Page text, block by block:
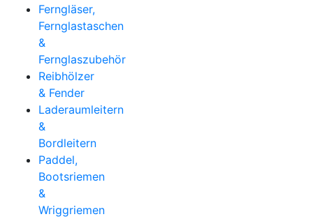
Ferngläser,
Fernglastaschen
&
Fernglaszubehör
Reibhölzer
& Fender
Laderaumleitern
&
Bordleitern
Paddel,
Bootsriemen
&
Wriggriemen